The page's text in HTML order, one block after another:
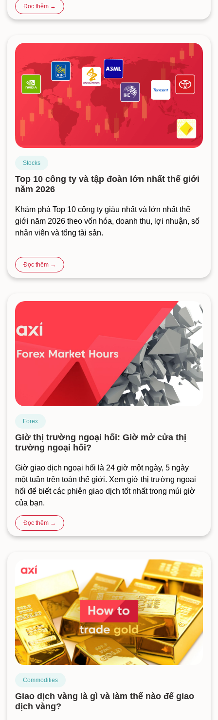
Đọc thêm →
Stocks
Top 10 công ty và tập đoàn lớn nhất thế giới
năm 2026
Khám phá Top 10 công ty giàu nhất và lớn nhất thế
giới năm 2026 theo vốn hóa, doanh thu, lợi nhuận, số
nhân viên và tổng tài sản.
Đọc thêm →
Forex
Giờ thị trường ngoại hối: Giờ mở cửa thị
trường ngoại hối?
Giờ giao dịch ngoại hối là 24 giờ một ngày, 5 ngày
một tuần trên toàn thế giới. Xem giờ thị trường ngoại
hối để biết các phiên giao dịch tốt nhất trong múi giờ
của bạn.
Đọc thêm →
Commodities
Giao dịch vàng là gì và làm thế nào để giao
dịch vàng?